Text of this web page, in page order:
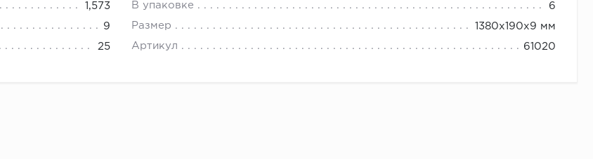
1,573 В упаковке 6
9 Размер 1380x190x9 мм
25 Артикул 61020